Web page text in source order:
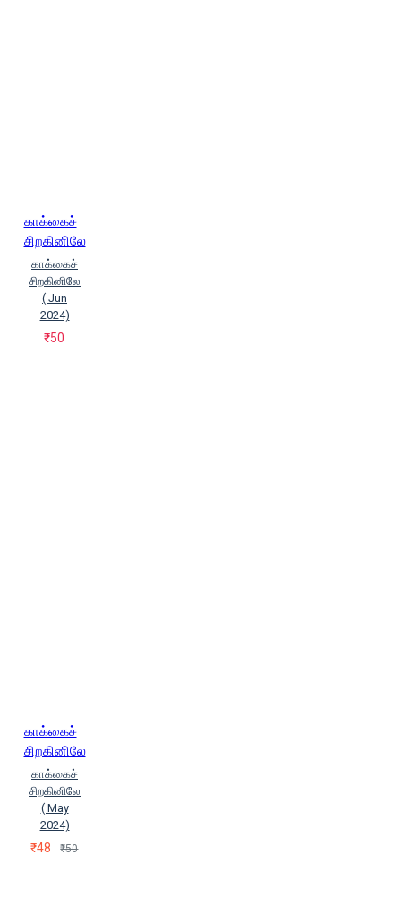
காக்கைச்
சிறகினிலே
காக்கைச்
சிறகினிலே
( Jun
2024)
₹50
காக்கைச்
சிறகினிலே
காக்கைச்
சிறகினிலே
( May
2024)
₹48 ₹50